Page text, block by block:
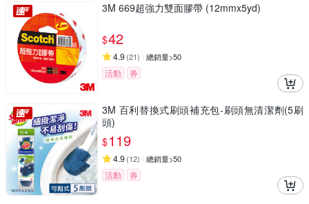
3M 669超強力雙面膠帶 (12mmx5yd)
$42
4.9 (21) 總銷量>50
活動 券
3M 百利替換式刷頭補充包-刷頭無清潔劑(5刷
頭)
$119
4.9 (12) 總銷量>50
活動 券